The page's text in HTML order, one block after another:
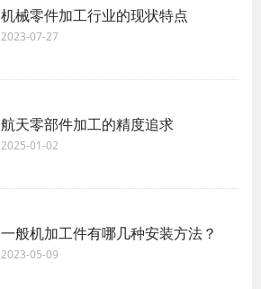
机械零件加工行业的现状特点
2023-07-27
航天零部件加工的精度追求
2025-01-02
一般机加工件有哪几种安装方法？
2023-05-09